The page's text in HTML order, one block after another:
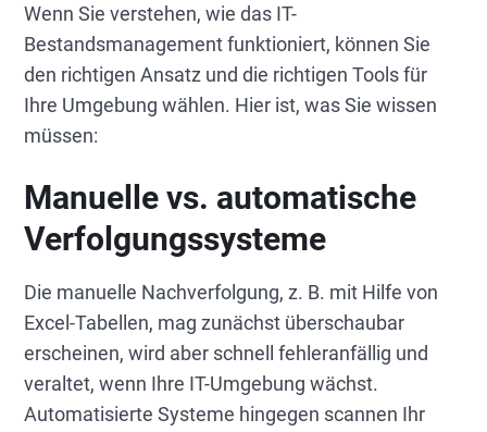
Wenn Sie verstehen, wie das IT-
Bestandsmanagement funktioniert, können Sie
den richtigen Ansatz und die richtigen Tools für
Ihre Umgebung wählen. Hier ist, was Sie wissen
müssen:
Manuelle vs. automatische
Verfolgungssysteme
Die manuelle Nachverfolgung, z. B. mit Hilfe von
Excel-Tabellen, mag zunächst überschaubar
erscheinen, wird aber schnell fehleranfällig und
veraltet, wenn Ihre IT-Umgebung wächst.
Automatisierte Systeme hingegen scannen Ihr